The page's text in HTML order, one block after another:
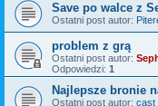
Save po walce z
Ostatni post autor:
problem z grą
Ostatni post autor:
Odpowiedzi: 1
Najlepsze bronie
Ostatni post autor: cast